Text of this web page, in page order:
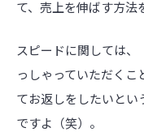
て、売上を伸ばす方法
スピードに関しては
っしゃっていただく
てお返しをしたいとい
ですよ（笑）。